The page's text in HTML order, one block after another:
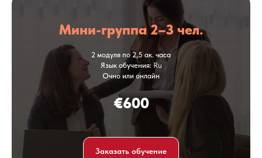
Мини-группа 2–3 чел.
2 модуля по 2,5 ак. часа
Язык обучения: Ru
Очно или онлайн
€600
Заказать обучение